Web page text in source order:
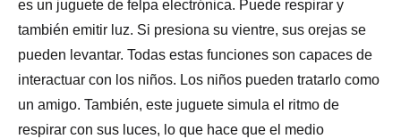
es un juguete de felpa electrónica. Puede respirar y
también emitir luz. Si presiona su vientre, sus orejas se
pueden levantar. Todas estas funciones son capaces de
interactuar con los niños. Los niños pueden tratarlo como
un amigo. También, este juguete simula el ritmo de
respirar con sus luces, lo que hace que el medio